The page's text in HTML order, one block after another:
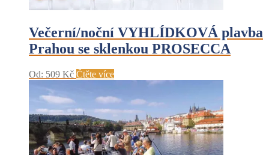
Večerní/noční VYHLÍDKOVÁ plavba
Prahou se sklenkou PROSECCA
Od: 509 Kč Čtěte více